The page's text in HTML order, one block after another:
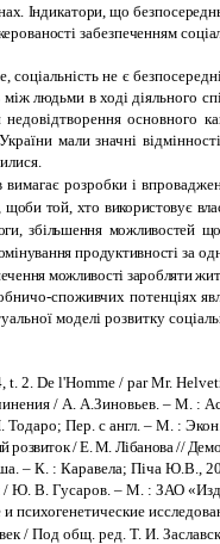
Індикатори, що
забезпеченням
соціальність не є
між людьми в ході діяльного
основного
мали значні
вимагає розробки і
щоби той, хто використовує
збільшення можливостей
продуктивності за
можливості заробляти
споживчих потенціях
моделі розвитку
t. 2. De l'Homme / par Mr.
/ А. А.Зиновьев. – М. :
Тодаро; Пер. с англ. – М. :
розвиток / Е. М. Лібанова //
– К. : Каравела; Піча Ю.В.,
/ Ю. В. Гусаров. – М. : ЗАО
психогенетические
/ Под общ. ред. Т. И.